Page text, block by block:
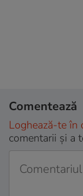
Comentează
Loghează-te în
comentarii și a